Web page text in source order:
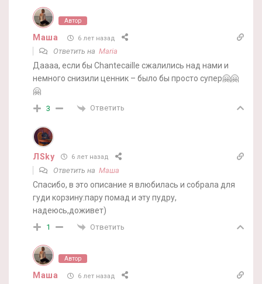
Автор
Маша 6 лет назад
Ответить на Maria
Даааа, если бы Chantecaille сжалились над нами и
немного снизили ценник – было бы просто супер🤗🤗
🤗
3 Ответить
ЛSky 6 лет назад
Ответить на Маша
Спасибо, в это описание я влюбилась и собрала для
гуди корзину:пару помад и эту пудру,
надеюсь,доживет)
1 Ответить
Автор
Маша 6 лет назад